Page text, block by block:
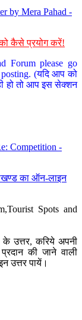
by Mera Pahad -
कैसे प्रयोग करें!
Forum please go
posting. (यदि आप को
हो तो आप इस सेक्शन
Competition -
का ऑन-लाइन
Spots and
उत्तर, करिये अपनी
प्रदान की जाने वाली
उत्तर पायें।